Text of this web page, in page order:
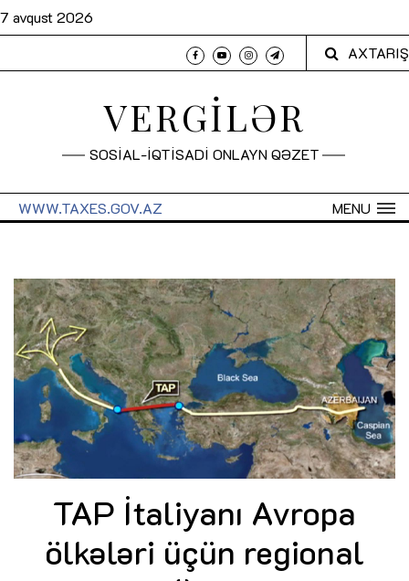
7 avqust 2026
AXTARIŞ
VERGİLƏR
SOSİAL-İQTİSADİ ONLAYN QƏZET
MENU
WWW.TAXES.GOV.AZ
TAP İtaliyanı Avropa
ölkələri üçün regional